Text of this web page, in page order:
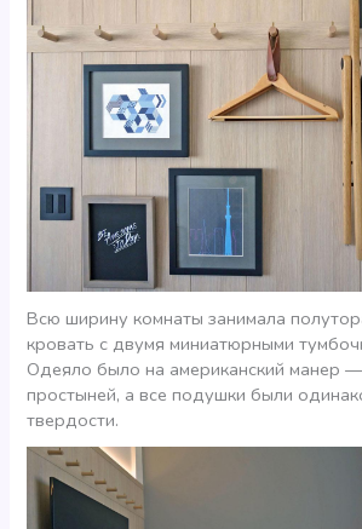
Всю ширину комнаты занимала
кровать с двумя миниатюрными
Одеяло было на американский манер
простыней, а все подушки были
твердости.